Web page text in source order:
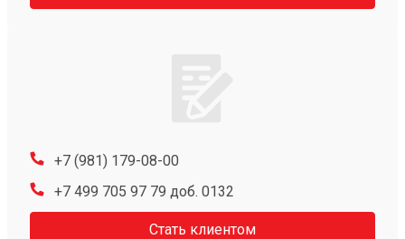
+7 (981) 179-08-00
+7 499 705 97 79 доб. 0132
Стать клиентом